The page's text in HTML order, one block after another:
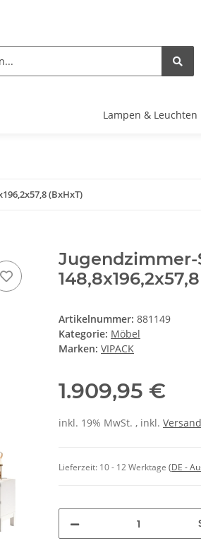
Lampen & Leuchten
(BxHxT)
Jugendzimmer-
Artikelnummer: 881149
Kategorie: Möbel
Marken: VIPACK
1.909,95 €
inkl. 19% MwSt. , inkl.
Lieferzeit: 10 - 12 Werktage (DE -